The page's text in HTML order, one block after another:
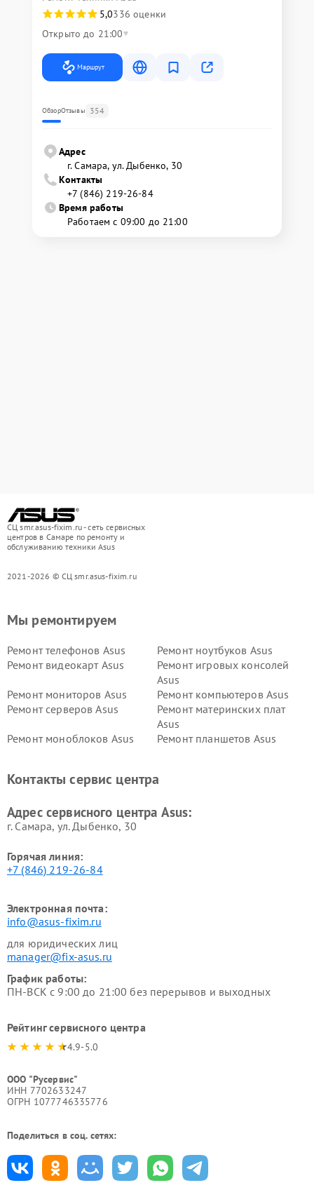
5,0336 оценки
Открыто до 21:00
Маршрут
ОбзорОтзывы 354
Адрес
г. Самара, ул. Дыбенко, 30
Контакты
+7 (846) 219-26-84
Время работы
Работаем с 09:00 до 21:00
СЦ smr.asus-fixim.ru - сеть сервисных
центров в Самаре по ремонту и
обслуживанию техники Asus
2021-2026 © СЦ smr.asus-fixim.ru
Мы ремонтируем
Ремонт телефонов Asus
Ремонт ноутбуков Asus
Ремонт видеокарт Asus
Ремонт игровых консолей
Asus
Ремонт мониторов Asus
Ремонт компьютеров Asus
Ремонт серверов Asus
Ремонт материнских плат
Asus
Ремонт моноблоков Asus
Ремонт планшетов Asus
Контакты сервис центра
Адрес сервисного центра Asus:
г. Самара, ул. Дыбенко, 30
Горячая линия:
+7 (846) 219-26-84
Электронная почта:
info@asus-fixim.ru
для юридических лиц
manager@fix-asus.ru
График работы:
ПН-ВСК с 9:00 до 21:00 без перерывов и выходных
Рейтинг сервисного центра
4.9-5.0
ООО "Русервис"
ИНН 7702633247
ОГРН 1077746335776
Поделиться в соц. сетях: